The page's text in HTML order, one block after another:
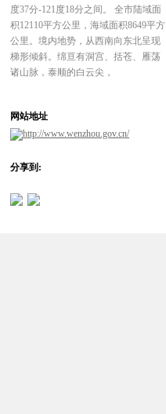
度37分-121度18分之间。 全市陆域面
积12110平方公里，海域面积8649平方
公里。境内地势，从西南向东北呈现
梯形倾斜。绵亘有洞宫、括苍、雁荡
诸山脉，泰顺的白云尖，
网站地址
http://www.wenzhou.gov.cn/
分享到: